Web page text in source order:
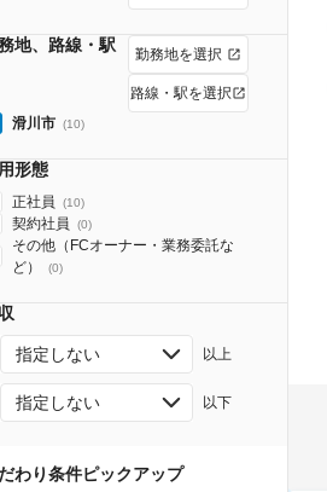
地、路線・駅 勤務地を選択
路線・駅を選択
滑川市 (10)
形態
正社員 (10)
契約社員 (0)
その他（FCオーナー・業務委託な
ど）
(0)
指定しない 以上
指定しない 以下
わり条件ピックアップ